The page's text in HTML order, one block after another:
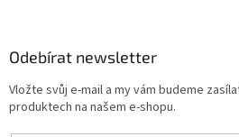
Odebírat newsletter
Vložte svůj e-mail a my vám budeme
produktech na našem e-shopu.